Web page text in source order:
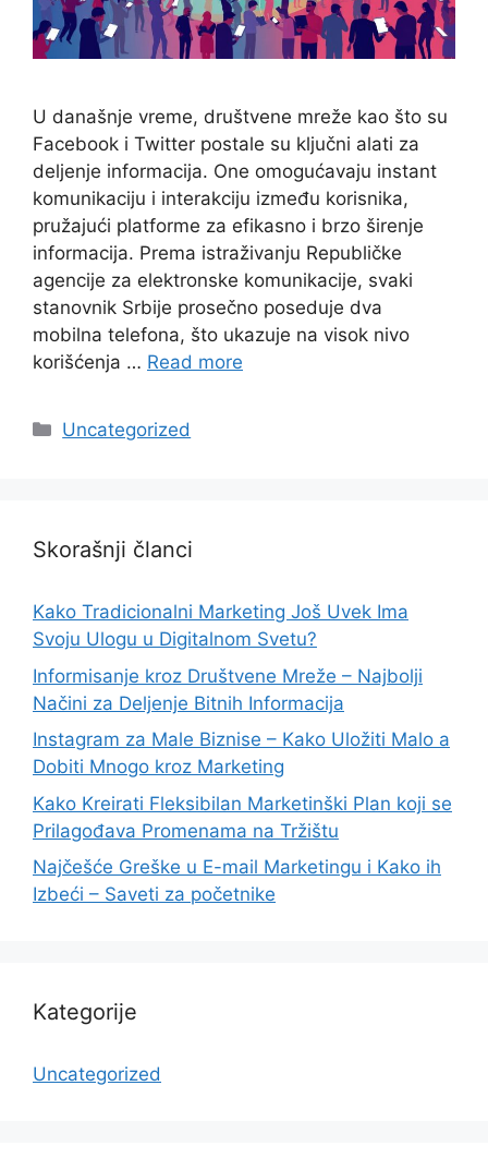
U današnje vreme, društvene mreže kao što su
Facebook i Twitter postale su ključni alati za
deljenje informacija. One omogućavaju instant
komunikaciju i interakciju između korisnika,
pružajući platforme za efikasno i brzo širenje
informacija. Prema istraživanju Republičke
agencije za elektronske komunikacije, svaki
stanovnik Srbije prosečno poseduje dva
mobilna telefona, što ukazuje na visok nivo
korišćenja … Read more
Categories
Uncategorized
Skorašnji članci
Kako Tradicionalni Marketing Još Uvek Ima
Svoju Ulogu u Digitalnom Svetu?
Informisanje kroz Društvene Mreže – Najbolji
Načini za Deljenje Bitnih Informacija
Instagram za Male Biznise – Kako Uložiti Malo a
Dobiti Mnogo kroz Marketing
Kako Kreirati Fleksibilan Marketinški Plan koji se
Prilagođava Promenama na Tržištu
Najčešće Greške u E-mail Marketingu i Kako ih
Izbeći – Saveti za početnike
Kategorije
Uncategorized